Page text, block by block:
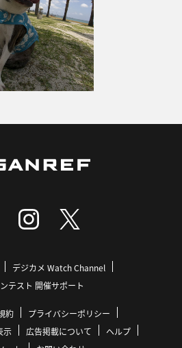
デジカメ Watch Channel
テスト 開催サポート
約
プライバシーポリシー
示
広告掲載について
ヘルプ